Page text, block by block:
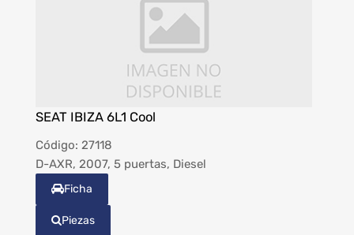
SEAT IBIZA 6L1 Cool
Código: 27118
D-AXR, 2007, 5 puertas, Diesel
Ficha
Piezas